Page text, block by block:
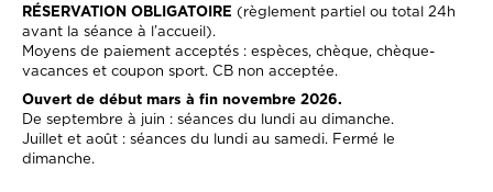
RÉSERVATION OBLIGATOIRE (règlement partiel ou total 24h
avant la séance à l’accueil).
Moyens de paiement acceptés : espèces, chèque, chèque-
vacances et coupon sport. CB non acceptée.
Ouvert de début mars à fin novembre 2026.
De septembre à juin : séances du lundi au dimanche.
Juillet et août : séances du lundi au samedi. Fermé le
dimanche.